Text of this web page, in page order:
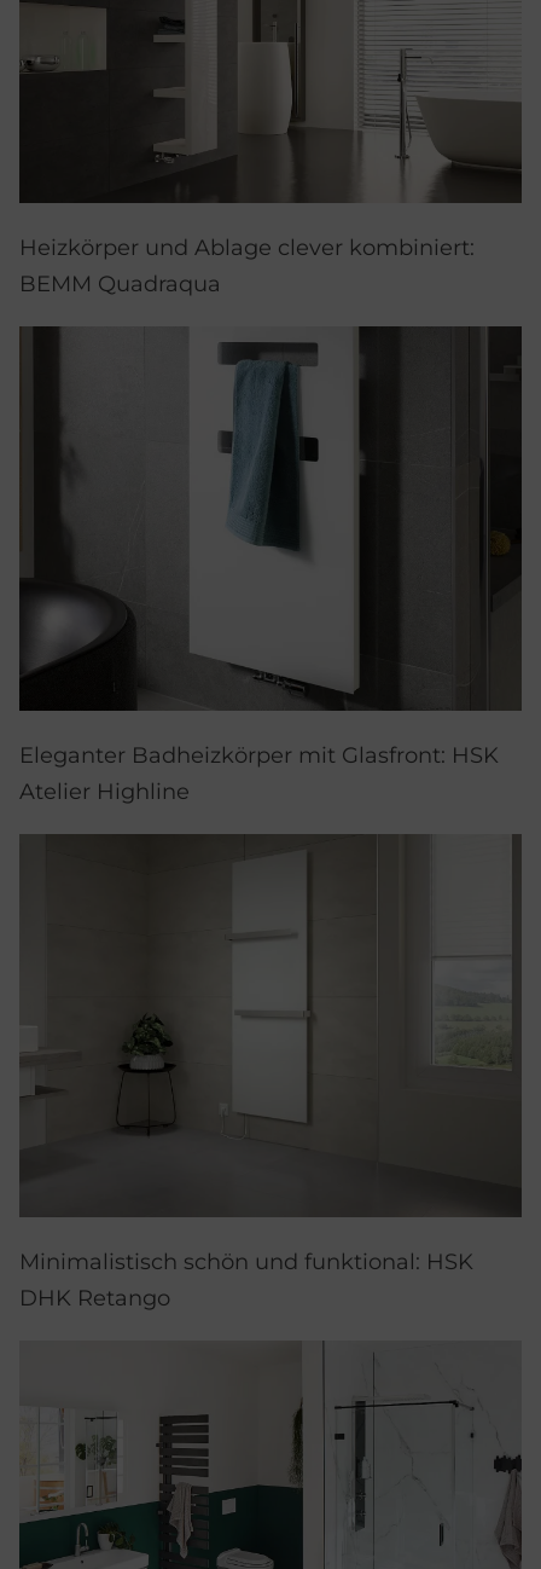
Heizkörper und Ablage clever kombiniert:
BEMM Quadraqua
Eleganter Badheizkörper mit Glasfront: HSK
Atelier Highline
Minimalistisch schön und funktional: HSK
DHK Retango